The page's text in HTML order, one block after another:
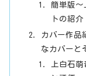
簡単版～
トの紹介
カバー作品
なカバーと
上白石萌